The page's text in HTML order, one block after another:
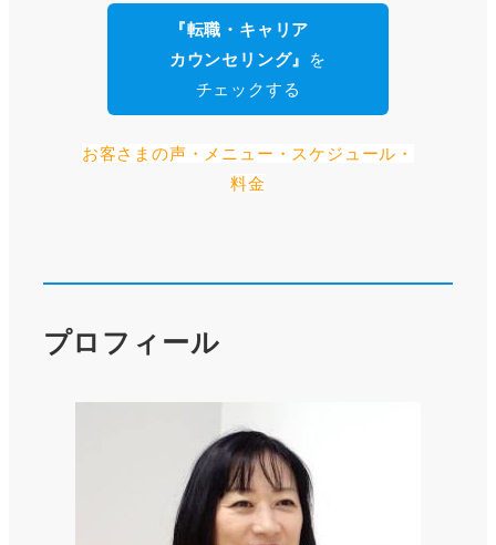
『転職・キャリア
カウンセリング』
を
チェックする
お客さまの声・メニュー・スケジュール・
料金
プロフィール